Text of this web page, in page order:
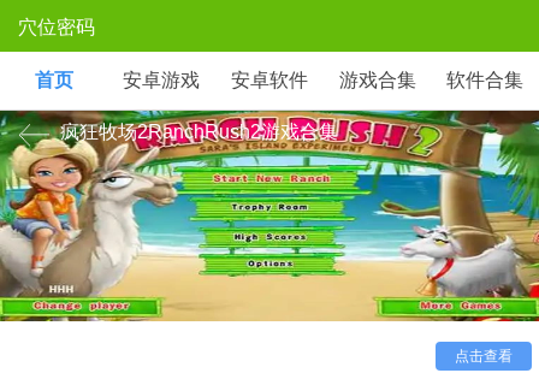
穴位密码
首页 安卓游戏 安卓软件 游戏合集 软件合集
疯狂牧场2RanchRush2游戏合集
点击查看
疯狂牧场2RanchRush2是一款模拟经营游戏，玩家在热带
岛屿上经营多元化农场。通过种植作物、饲养动物和产品加工
链获取收益，应对订单限时挑战。画风明快操作简单，天气系
统与害虫事件增加策略性，适合休闲玩家体验田园乐趣。